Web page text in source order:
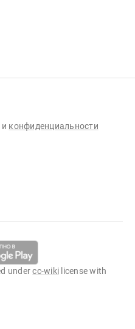
и конфиденциальности
undercc-wiki license with